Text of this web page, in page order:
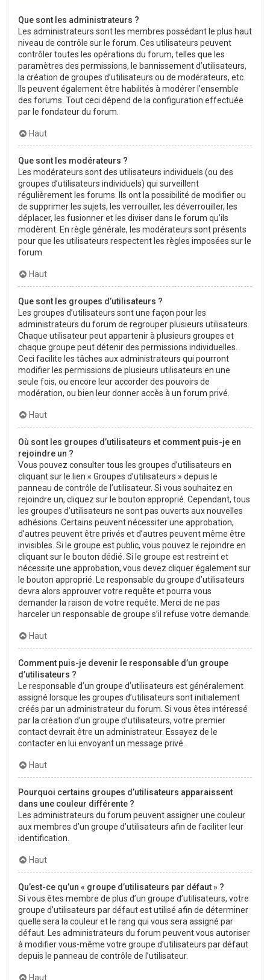
Que sont les administrateurs ?
Les administrateurs sont les membres possédant le plus haut
niveau de contrôle sur le forum. Ces utilisateurs peuvent
contrôler toutes les opérations du forum, telles que les
paramètres des permissions, le bannissement d’utilisateurs,
la création de groupes d’utilisateurs ou de modérateurs, etc.
Ils peuvent également être habilités à modérer l’ensemble
des forums. Tout ceci dépend de la configuration effectuée
par le fondateur du forum.
Haut
Que sont les modérateurs ?
Les modérateurs sont des utilisateurs individuels (ou des
groupes d’utilisateurs individuels) qui surveillent
régulièrement les forums. Ils ont la possibilité de modifier ou
de supprimer les sujets, les verrouiller, les déverrouiller, les
déplacer, les fusionner et les diviser dans le forum qu’ils
modèrent. En règle générale, les modérateurs sont présents
pour que les utilisateurs respectent les règles imposées sur le
forum.
Haut
Que sont les groupes d’utilisateurs ?
Les groupes d’utilisateurs sont une façon pour les
administrateurs du forum de regrouper plusieurs utilisateurs.
Chaque utilisateur peut appartenir à plusieurs groupes et
chaque groupe peut détenir des permissions individuelles.
Ceci facilite les tâches aux administrateurs qui pourront
modifier les permissions de plusieurs utilisateurs en une
seule fois, ou encore leur accorder des pouvoirs de
modération, ou bien leur donner accès à un forum privé.
Haut
Où sont les groupes d’utilisateurs et comment puis-je en
rejoindre un ?
Vous pouvez consulter tous les groupes d’utilisateurs en
cliquant sur le lien « Groupes d’utilisateurs » depuis le
panneau de contrôle de l’utilisateur. Si vous souhaitez en
rejoindre un, cliquez sur le bouton approprié. Cependant, tous
les groupes d’utilisateurs ne sont pas ouverts aux nouvelles
adhésions. Certains peuvent nécessiter une approbation,
d’autres peuvent être privés et d’autres peuvent même être
invisibles. Si le groupe est public, vous pouvez le rejoindre en
cliquant sur le bouton dédié. Si le groupe est restreint et
nécessite une approbation, vous devez cliquer également sur
le bouton approprié. Le responsable du groupe d’utilisateurs
devra alors approuver votre requête et pourra vous
demander la raison de votre requête. Merci de ne pas
harceler un responsable de groupe s’il refuse votre demande.
Haut
Comment puis-je devenir le responsable d’un groupe
d’utilisateurs ?
Le responsable d’un groupe d’utilisateurs est généralement
assigné lorsque les groupes d’utilisateurs sont initialement
créés par un administrateur du forum. Si vous êtes intéressé
par la création d’un groupe d’utilisateurs, votre premier
contact devrait être un administrateur. Essayez de le
contacter en lui envoyant un message privé.
Haut
Pourquoi certains groupes d’utilisateurs apparaissent
dans une couleur différente ?
Les administrateurs du forum peuvent assigner une couleur
aux membres d’un groupe d’utilisateurs afin de faciliter leur
identification.
Haut
Qu’est-ce qu’un « groupe d’utilisateurs par défaut » ?
Si vous êtes membre de plus d’un groupe d’utilisateurs, votre
groupe d’utilisateurs par défaut est utilisé afin de déterminer
quelle sera la couleur et le rang qui vous sera assigné par
défaut. Les administrateurs du forum peuvent vous autoriser
à modifier vous-même votre groupe d’utilisateurs par défaut
depuis le panneau de contrôle de l’utilisateur.
Haut